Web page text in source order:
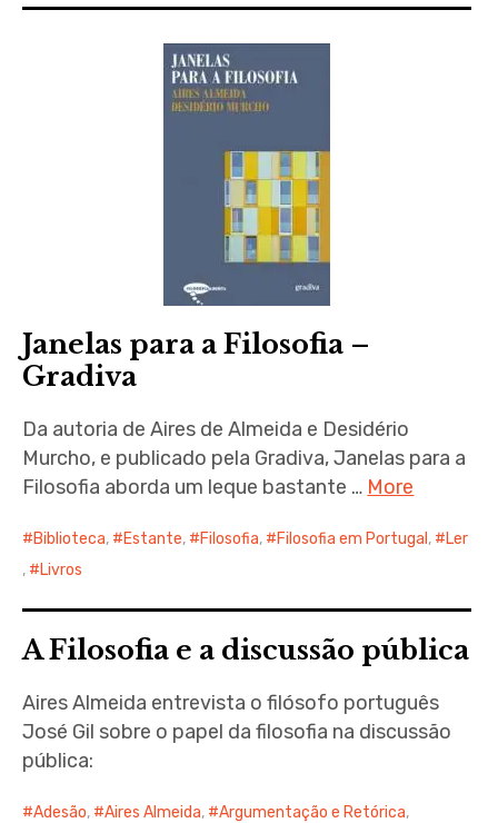
Janelas para a Filosofia –
Gradiva
Da autoria de Aires de Almeida e Desidério
Murcho, e publicado pela Gradiva, Janelas para a
Filosofia aborda um leque bastante … More
Biblioteca, Estante, Filosofia, Filosofia em Portugal ,
Ler
,
Livros
A Filosofia e a discussão pública
Aires Almeida entrevista o filósofo português
José Gil sobre o papel da filosofia na discussão
pública:
Adesão, Aires Almeida, Argumentação e Retórica,